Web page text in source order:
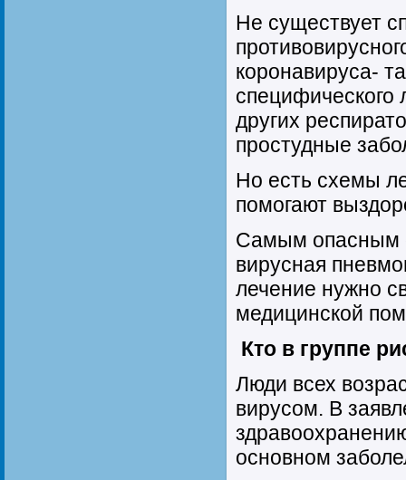
Не существует
коронавируса-
специфического
других
простудные
Но есть схемы
помогают
Самым опасным
вирусная
лечение нужно
медицинской
Кто в группе
Люди всех
вирусом. В
основном